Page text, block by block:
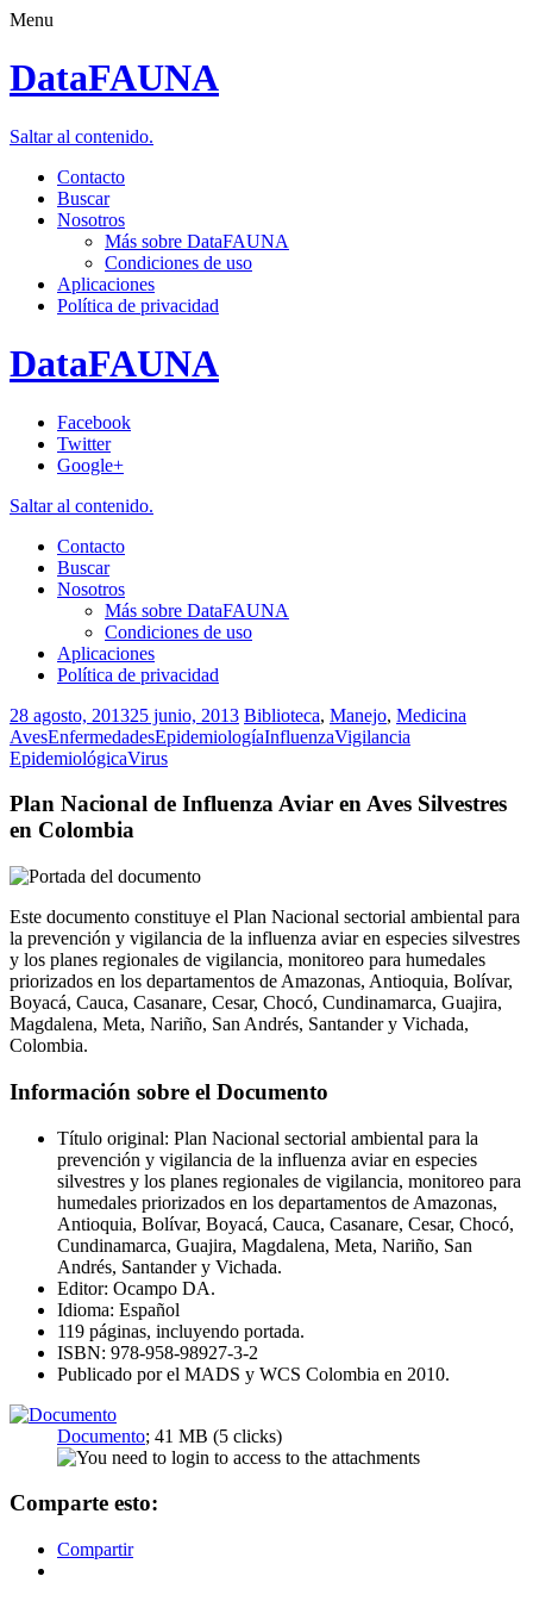
Menu
DataFAUNA
Saltar al contenido.
Contacto
Buscar
Nosotros
Más sobre DataFAUNA
Condiciones de uso
Aplicaciones
Política de privacidad
DataFAUNA
Facebook
Twitter
Google+
Saltar al contenido.
Contacto
Buscar
Nosotros
Más sobre DataFAUNA
Condiciones de uso
Aplicaciones
Política de privacidad
28 agosto, 201325 junio, 2013 Biblioteca, Manejo, Medicina
AvesEnfermedadesEpidemiologíaInfluenzaVigilancia
EpidemiológicaVirus
Plan Nacional de Influenza Aviar en Aves Silvestres
en Colombia
Este documento constituye el Plan Nacional sectorial ambiental para
la prevención y vigilancia de la influenza aviar en especies silvestres
y los planes regionales de vigilancia, monitoreo para humedales
priorizados en los departamentos de Amazonas, Antioquia, Bolívar,
Boyacá, Cauca, Casanare, Cesar, Chocó, Cundinamarca, Guajira,
Magdalena, Meta, Nariño, San Andrés, Santander y Vichada,
Colombia.
Información sobre el Documento
Título original: Plan Nacional sectorial ambiental para la
prevención y vigilancia de la influenza aviar en especies
silvestres y los planes regionales de vigilancia, monitoreo para
humedales priorizados en los departamentos de Amazonas,
Antioquia, Bolívar, Boyacá, Cauca, Casanare, Cesar, Chocó,
Cundinamarca, Guajira, Magdalena, Meta, Nariño, San
Andrés, Santander y Vichada.
Editor: Ocampo DA.
Idioma: Español
119 páginas, incluyendo portada.
ISBN: 978-958-98927-3-2
Publicado por el MADS y WCS Colombia en 2010.
Documento; 41 MB (5 clicks)
Comparte esto:
Compartir